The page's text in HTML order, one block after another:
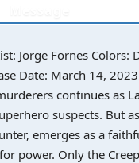
Jorge Fornes Colors:
Date: March 14, 2023
continues as
suspects. But
emerges as a
power. Only the